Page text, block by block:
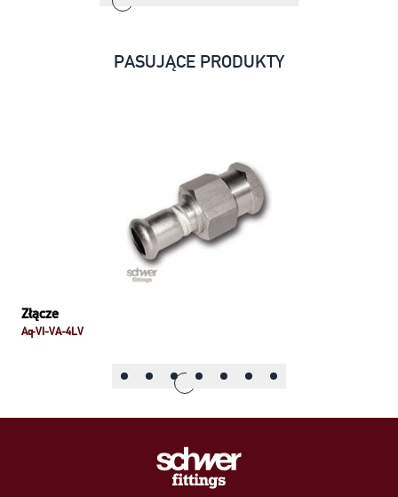
PASUJĄCE PRODUKTY
Złącze
Aq-VI-VA-4LV